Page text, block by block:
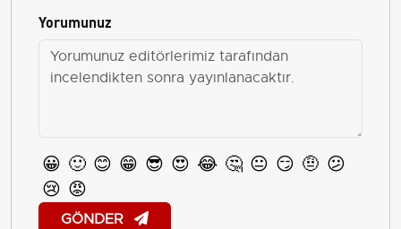
Yorumunuz
😀 🙂 😊 😁 😎 😍 😂 🤔 😐 😏 🤨 😕
😢 😡
GÖNDER